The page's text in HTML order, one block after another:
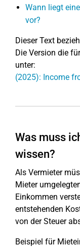
Wann liegt
vor?
Dieser Text
Die Version die
unter:
(2025): Income
Was muss
wissen?
Als Vermieter
Mieter
Einkommen
entstehenden
von der Steuer
Beispiel für